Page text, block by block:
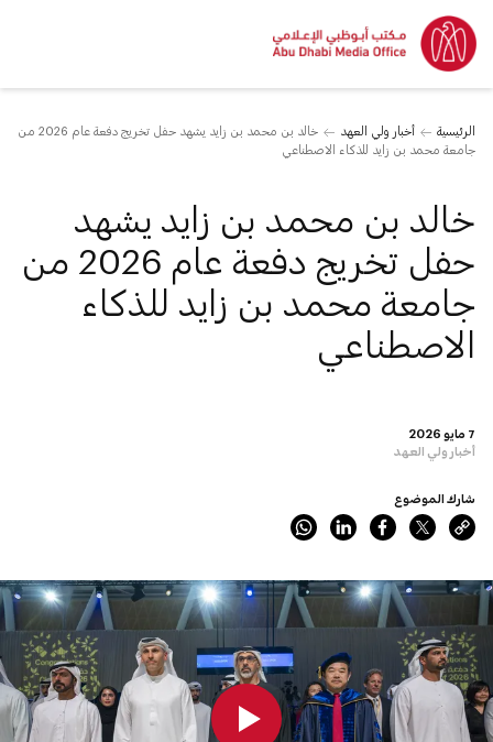
الرئيسية أخبار ولي العهد
خالد بن محمد بن زايد يشهد حفل تخريج دفعة عام 2026 من
جامعة محمد بن زايد للذكاء الاصطناعي
7 مايو 2026
أخبار ولي العهد
خالد بن محمد بن زايد يشهد
حفل تخريج دفعة عام 2026 من
جامعة محمد بن زايد للذكاء
الاصطناعي
شارك الموضوع